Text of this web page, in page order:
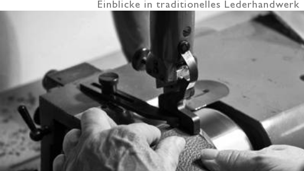
Einblicke in traditionelles Lederhandwerk